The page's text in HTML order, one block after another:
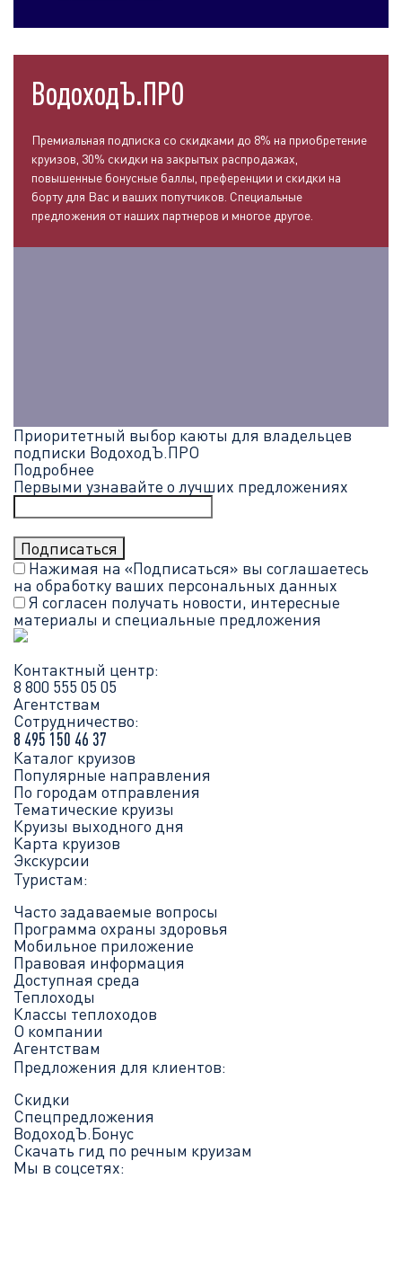
ВодоходЪ.ПРО
Премиальная подписка со скидками до 8% на приобретение
круизов, 30% скидки на закрытых распродажах,
повышенные бонусные баллы, преференции и скидки на
борту для Вас и ваших попутчиков. Специальные
предложения от наших партнеров и многое другое.
Приоритетный выбор каюты для владельцев
подписки ВодоходЪ.ПРО
Подробнее
Первыми узнавайте о лучших предложениях
Нажимая на «Подписаться» вы соглашаетесь
на обработку ваших персональных данных
Я согласен получать новости, интересные
материалы и специальные предложения
Контактный центр:
8 800 555 05 05
Агентствам
Сотрудничество:
8 495 150 46 37
Каталог круизов
Популярные направления
По городам отправления
Тематические круизы
Круизы выходного дня
Карта круизов
Экскурсии
Туристам:
Часто задаваемые вопросы
Программа охраны здоровья
Мобильное приложение
Правовая информация
Доступная среда
Теплоходы
Классы теплоходов
О компании
Агентствам
Предложения для клиентов:
Скидки
Спецпредложения
ВодоходЪ.Бонус
Скачать гид по речным круизам
Мы в соцсетях: